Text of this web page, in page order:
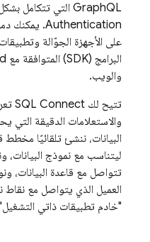
GraphQL التي تتكامل بشكل جيد مع
Authentication. يمكنك
على الأجهزة الجوّالة
والويب.
تتيح لك SQL Connect
والاستعلامات الدقيقة التي
ليتناسب مع نموذج البيانات،
العميل الذي يتواصل مع نقاط
"خادم تطبيقات ذاتي